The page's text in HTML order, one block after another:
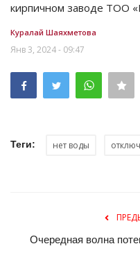
кирпичном заводе ТОО
Куралай Шаяхметова
Янв 3, 2024 - 09:47
Теги: нет воды
Очередная волна